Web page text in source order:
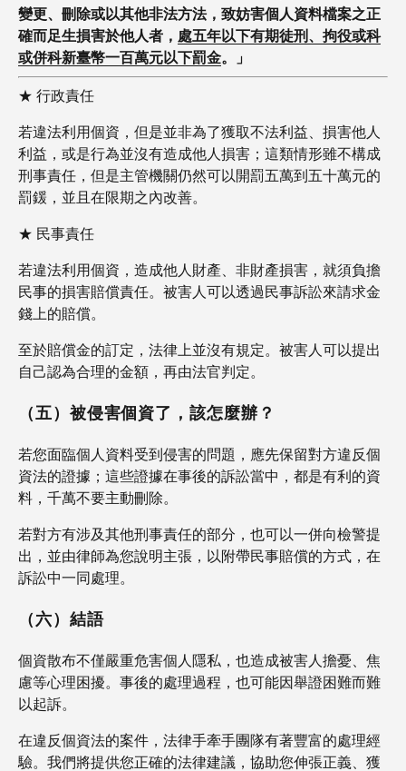
變更、刪除或以其他非法方法，致妨害個人資料檔案之正
確而足生損害於他人者， 處五年以下有期徒刑、拘役或科
或併科新臺幣一百萬元以下罰金。」
★ 行政責任
若違法利用個資，但是並非為了獲取不法利益、損害他人
利益，或是行為並沒有造成他人損害；這類情形雖不構成
刑事責任，但是主管機關仍然可以開罰五萬到五十萬元的
罰鍰，並且在限期之內改善。
★ 民事責任
若違法利用個資，造成他人財產、非財產損害，就須負擔
民事的損害賠償責任。被害人可以透過民事訴訟來請求金
錢上的賠償。
至於賠償金的訂定，法律上並沒有規定。被害人可以提出
自己認為合理的金額，再由法官判定。
（五）被侵害個資了，該怎麼辦？
若您面臨個人資料受到侵害的問題，應先保留對方違反個
資法的證據；這些證據在事後的訴訟當中，都是有利的資
料，千萬不要主動刪除。
若對方有涉及其他刑事責任的部分，也可以一併向檢警提
出，並由律師為您說明主張，以附帶民事賠償的方式，在
訴訟中一同處理。
（六）結語
個資散布不僅嚴重危害個人隱私，也造成被害人擔憂、焦
慮等心理困擾。事後的處理過程，也可能因舉證困難而難
以起訴。
在違反個資法的案件，法律手牽手團隊有著豐富的處理經
驗。我們將提供您正確的法律建議，協助您伸張正義、獲